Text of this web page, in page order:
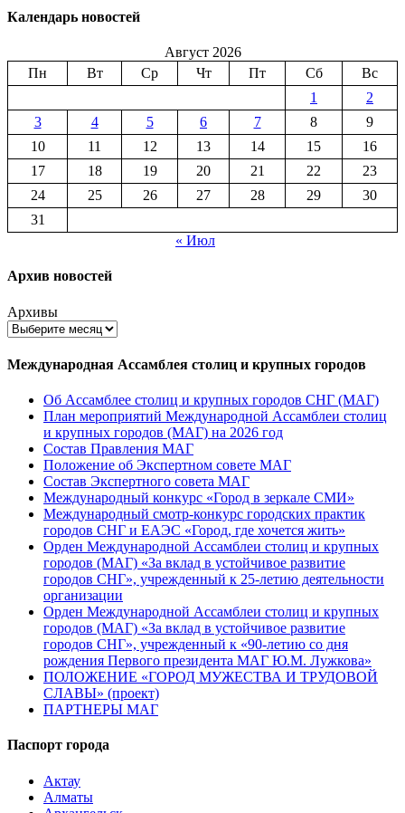
Календарь новостей
Август 2026
Пн
Вт Ср Чт Пт Сб
Вс
1
2
3
4 5 6 7 8
9
10
11 12 13 14 15
16
17
18 19 20 21 22
23
24
25 26 27 28 29
30
31
« Июл
Архив новостей
Архивы
Международная Ассамблея столиц и крупных городов
Об Ассамблее столиц и крупных городов СНГ (МАГ)
План мероприятий Международной Ассамблеи столиц
и крупных городов (МАГ) на 2026 год
Состав Правления МАГ
Положение об Экспертном совете МАГ
Состав Экспертного совета МАГ
Международный конкурс «Город в зеркале СМИ»
Международный смотр-конкурс городских практик
городов СНГ и ЕАЭС «Город, где хочется жить»
Орден Международной Ассамблеи столиц и крупных
городов (МАГ) «За вклад в устойчивое развитие
городов СНГ», учрежденный к 25-летию деятельности
организации
Орден Международной Ассамблеи столиц и крупных
городов (МАГ) «За вклад в устойчивое развитие
городов СНГ», учрежденный к «90-летию со дня
рождения Первого президента МАГ Ю.М. Лужкова»
ПОЛОЖЕНИЕ «ГОРОД МУЖЕСТВА И ТРУДОВОЙ
СЛАВЫ» (проект)
ПАРТНЕРЫ МАГ
Паспорт города
Актау
Алматы